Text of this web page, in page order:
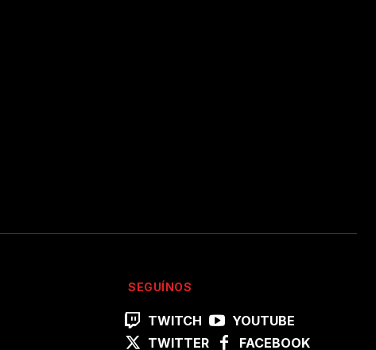
SEGUÍNOS
TWITCH
YOUTUBE
TWITTER
FACEBOOK